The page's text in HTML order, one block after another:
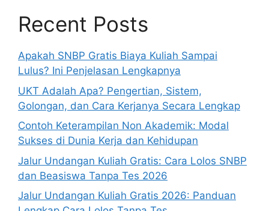
Recent Posts
Apakah SNBP Gratis Biaya Kuliah Sampai
Lulus? Ini Penjelasan Lengkapnya
UKT Adalah Apa? Pengertian, Sistem,
Golongan, dan Cara Kerjanya Secara Lengkap
Contoh Keterampilan Non Akademik: Modal
Sukses di Dunia Kerja dan Kehidupan
Jalur Undangan Kuliah Gratis: Cara Lolos SNBP
dan Beasiswa Tanpa Tes 2026
Jalur Undangan Kuliah Gratis 2026: Panduan